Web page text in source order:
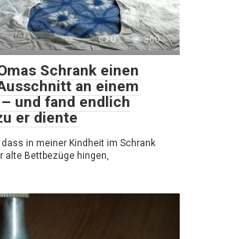
0 360
Schrank einen
an einem
und fand endlich
er diente
dass in meiner Kindheit im Schrank
alte Bettbezüge hingen,